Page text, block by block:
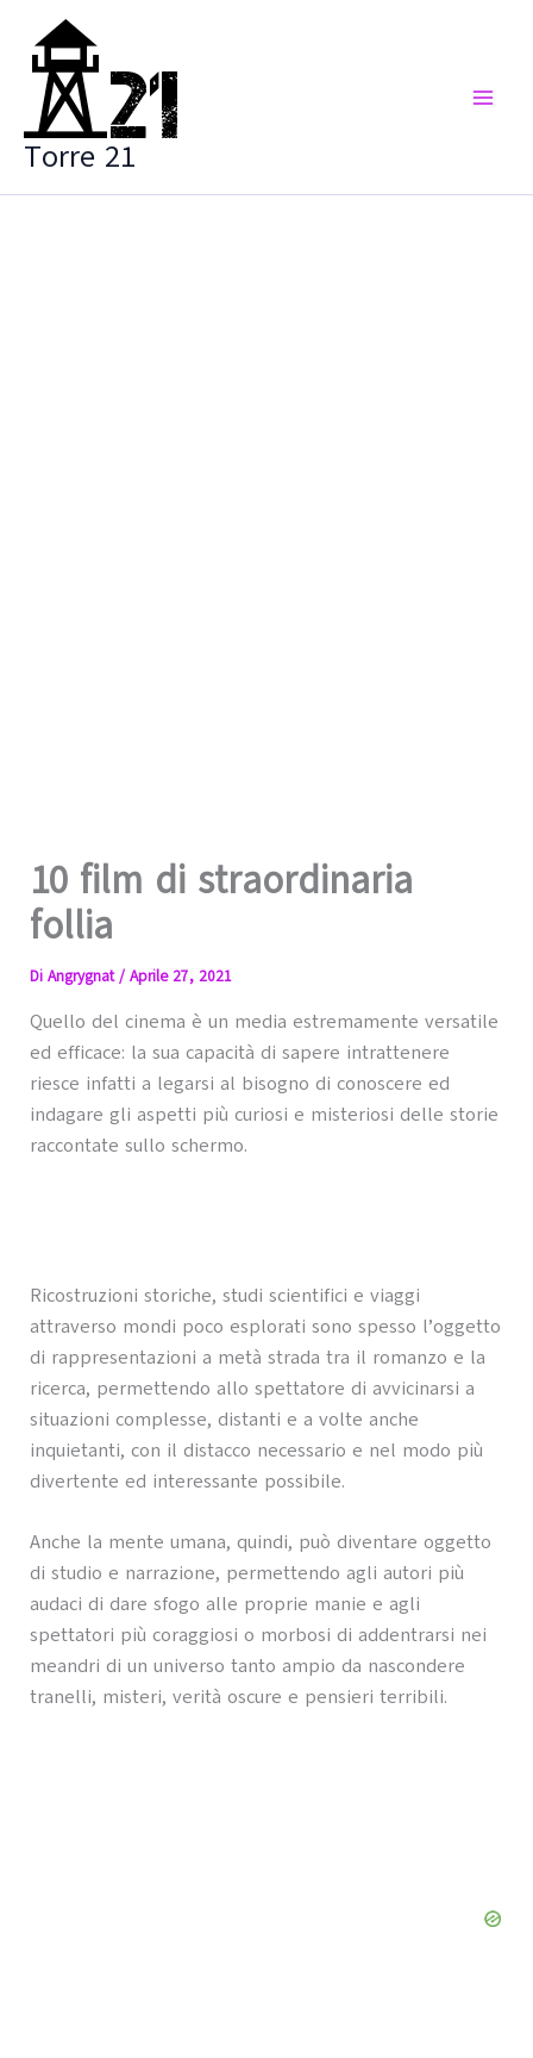
contenuto
Torre 21
10 film di straordinaria
follia
Di Angrygnat/ Aprile 27, 2021
Quello del cinema è un media estremamente versatile
ed efficace: la sua capacità di sapere intrattenere
riesce infatti a legarsi al bisogno di conoscere ed
indagare gli aspetti più curiosi e misteriosi delle storie
raccontate sullo schermo.
Ricostruzioni storiche, studi scientifici e viaggi
attraverso mondi poco esplorati sono spesso l’oggetto
di rappresentazioni a metà strada tra il romanzo e la
ricerca, permettendo allo spettatore di avvicinarsi a
situazioni complesse, distanti e a volte anche
inquietanti, con il distacco necessario e nel modo più
divertente ed interessante possibile.
Anche la mente umana, quindi, può diventare oggetto
di studio e narrazione, permettendo agli autori più
audaci di dare sfogo alle proprie manie e agli
spettatori più coraggiosi o morbosi di addentrarsi nei
meandri di un universo tanto ampio da nascondere
tranelli, misteri, verità oscure e pensieri terribili.